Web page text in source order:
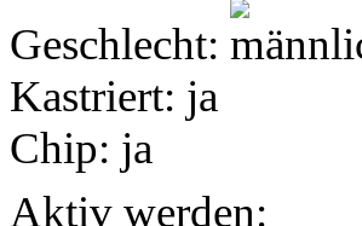
Geschlecht:
Kastriert: ja
Chip: ja
Aktiv werden: